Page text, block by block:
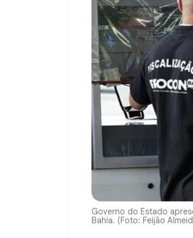
Governo do Estado
Bahia. (Foto: Feijão